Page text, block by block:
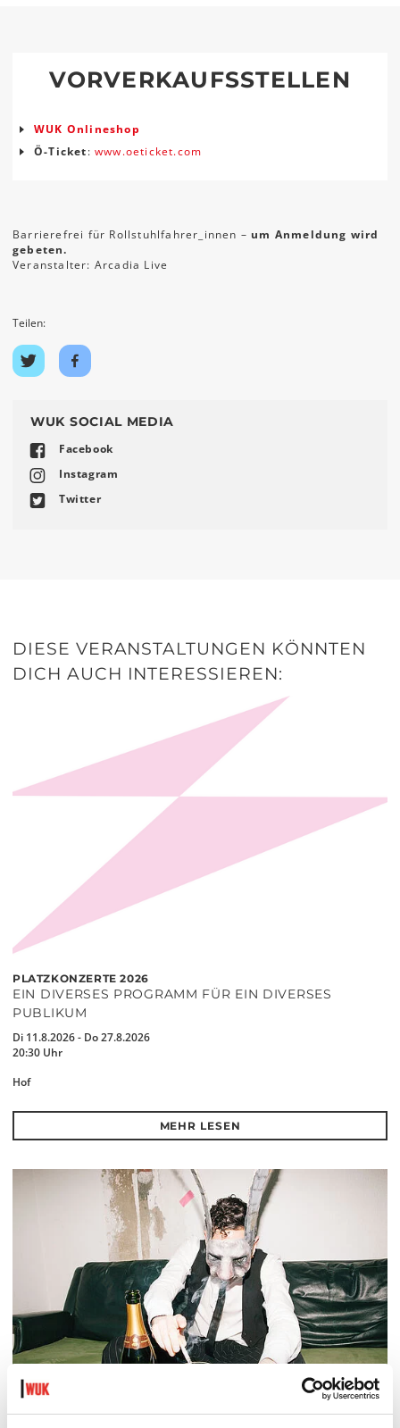
VORVERKAUFSSTELLEN
WUK Onlineshop
Ö-Ticket:www.oeticket.com
Barrierefrei für Rollstuhlfahrer_innen – um Anmeldung wird
gebeten.
Veranstalter: Arcadia Live
Teilen:
Auf
Twitter
Auf
Facebook
WUK SOCIAL MEDIA
Facebook
Instagram
Twitter
DIESE VERANSTALTUNGEN KÖNNTEN
DICH AUCH INTERESSIEREN:
PLATZKONZERTE 2026
EIN DIVERSES PROGRAMM FÜR EIN DIVERSES
PUBLIKUM
Di 11.8.2026 - Do 27.8.2026
20:30 Uhr
Hof
MEHR LESEN